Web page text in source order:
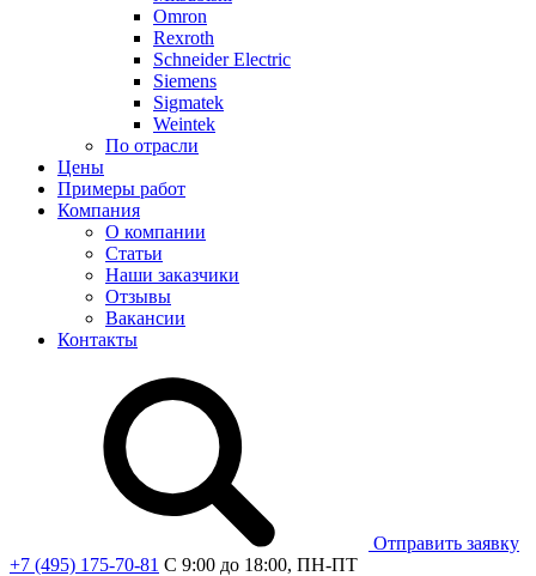
Omron
Rexroth
Schneider Electric
Siemens
Sigmatek
Weintek
По отрасли
Цены
Примеры работ
Компания
О компании
Статьи
Наши заказчики
Отзывы
Вакансии
Контакты
Отправить заявку
+7 (495) 175-70-81 C 9:00 до 18:00, ПН-ПТ